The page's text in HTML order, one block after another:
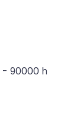
- 90000 h